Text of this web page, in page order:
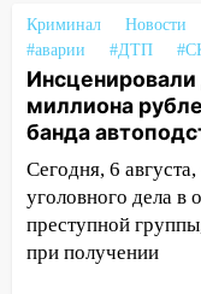
16:09
Ульяновска
Чемпионате
16:02 В
более 28%
зернобобовых
15:51 Бросила
Ульяновской
Криминал Новости
#аварии
#ДТП
миллиона
банда
Сегодня, 6
уголовного дела в
преступной
при получении